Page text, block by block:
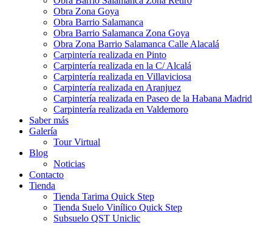
Obra Zona Goya
Obra Barrio Salamanca
Obra Barrio Salamanca Zona Goya
Obra Zona Barrio Salamanca Calle Alacalá
Carpintería realizada en Pinto
Carpintería realizada en la C/ Alcalá
Carpintería realizada en Villaviciosa
Carpintería realizada en Aranjuez
Carpintería realizada en Paseo de la Habana Madrid
Carpintería realizada en Valdemoro
Saber más
Galería
Tour Virtual
Blog
Noticias
Contacto
Tienda
Tienda Tarima Quick Step
Tienda Suelo Vinílico Quick Step
Subsuelo QST Uniclic